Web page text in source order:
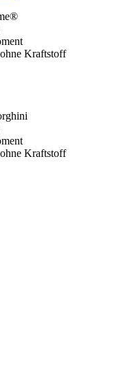
Kraftstoff
Kraftstoff